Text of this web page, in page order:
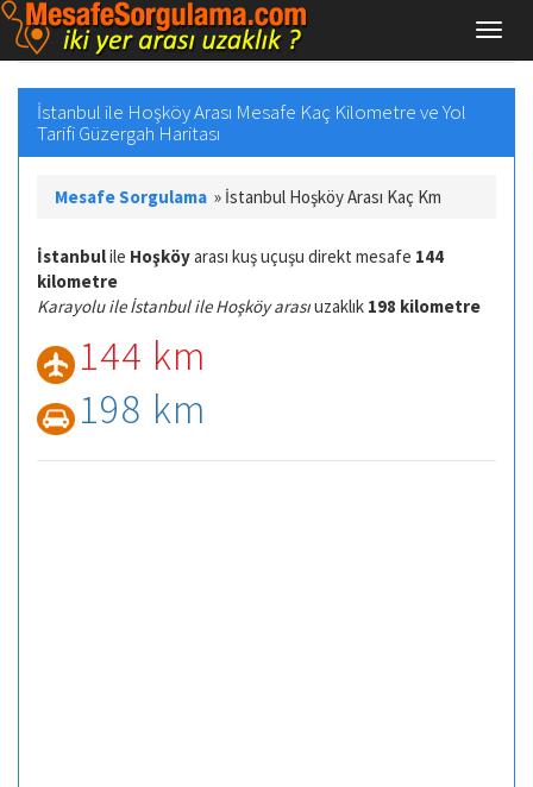
İstanbul ile Hoşköy Arası Mesafe Kaç Kilometre ve Yol
Tarifi Güzergah Haritası
Mesafe Sorgulama » İstanbul Hoşköy Arası Kaç Km
İstanbulile Hoşköyarası kuş uçuşu direkt mesafe 144
kilometre
Karayolu ile İstanbul ile Hoşköy arasıuzaklık 198 kilometre
144 km
198 km